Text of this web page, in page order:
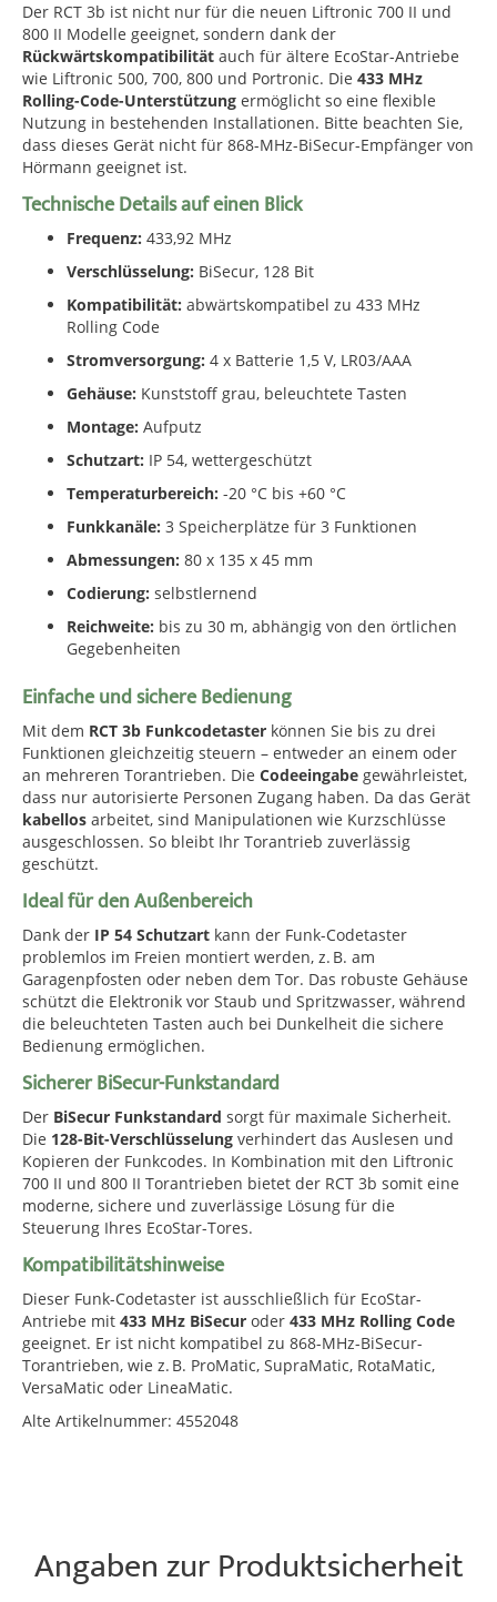
Der RCT 3b ist nicht nur für die neuen Liftronic 700 II und
800 II Modelle geeignet, sondern dank der
Rückwärtskompatibilität auch für ältere EcoStar-Antriebe
wie Liftronic 500, 700, 800 und Portronic. Die 433 MHz
Rolling-Code-Unterstützung ermöglicht so eine flexible
Nutzung in bestehenden Installationen. Bitte beachten Sie,
dass dieses Gerät nicht für 868-MHz-BiSecur-Empfänger von
Hörmann geeignet ist.
Technische Details auf einen Blick
Frequenz: 433,92 MHz
Verschlüsselung: BiSecur, 128 Bit
Kompatibilität: abwärtskompatibel zu 433 MHz
Rolling Code
Stromversorgung: 4 x Batterie 1,5 V, LR03/AAA
Gehäuse: Kunststoff grau, beleuchtete Tasten
Montage: Aufputz
Schutzart: IP 54, wettergeschützt
Temperaturbereich: -20 °C bis +60 °C
Funkkanäle: 3 Speicherplätze für 3 Funktionen
Abmessungen: 80 x 135 x 45 mm
Codierung: selbstlernend
Reichweite: bis zu 30 m, abhängig von den örtlichen
Gegebenheiten
Einfache und sichere Bedienung
Mit dem RCT 3b Funkcodetaster können Sie bis zu drei
Funktionen gleichzeitig steuern – entweder an einem oder
an mehreren Torantrieben. Die Codeeingabe gewährleistet,
dass nur autorisierte Personen Zugang haben. Da das Gerät
kabellos arbeitet, sind Manipulationen wie Kurzschlüsse
ausgeschlossen. So bleibt Ihr Torantrieb zuverlässig
geschützt.
Ideal für den Außenbereich
Dank der IP 54 Schutzart kann der Funk-Codetaster
problemlos im Freien montiert werden, z. B. am
Garagenpfosten oder neben dem Tor. Das robuste Gehäuse
schützt die Elektronik vor Staub und Spritzwasser, während
die beleuchteten Tasten auch bei Dunkelheit die sichere
Bedienung ermöglichen.
Sicherer BiSecur-Funkstandard
Der BiSecur Funkstandard sorgt für maximale Sicherheit.
Die 128-Bit-Verschlüsselung verhindert das Auslesen und
Kopieren der Funkcodes. In Kombination mit den Liftronic
700 II und 800 II Torantrieben bietet der RCT 3b somit eine
moderne, sichere und zuverlässige Lösung für die
Steuerung Ihres EcoStar-Tores.
Kompatibilitätshinweise
Dieser Funk-Codetaster ist ausschließlich für EcoStar-
Antriebe mit 433 MHz BiSecur oder 433 MHz Rolling Code
geeignet. Er ist nicht kompatibel zu 868-MHz-BiSecur-
Torantrieben, wie z. B. ProMatic, SupraMatic, RotaMatic,
VersaMatic oder LineaMatic.
Alte Artikelnummer: 4552048
Angaben zur Produktsicherheit